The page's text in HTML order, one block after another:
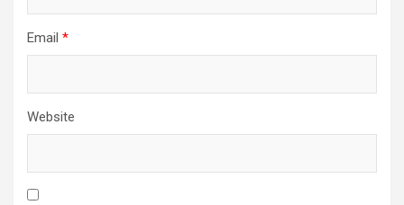
Email *
Website